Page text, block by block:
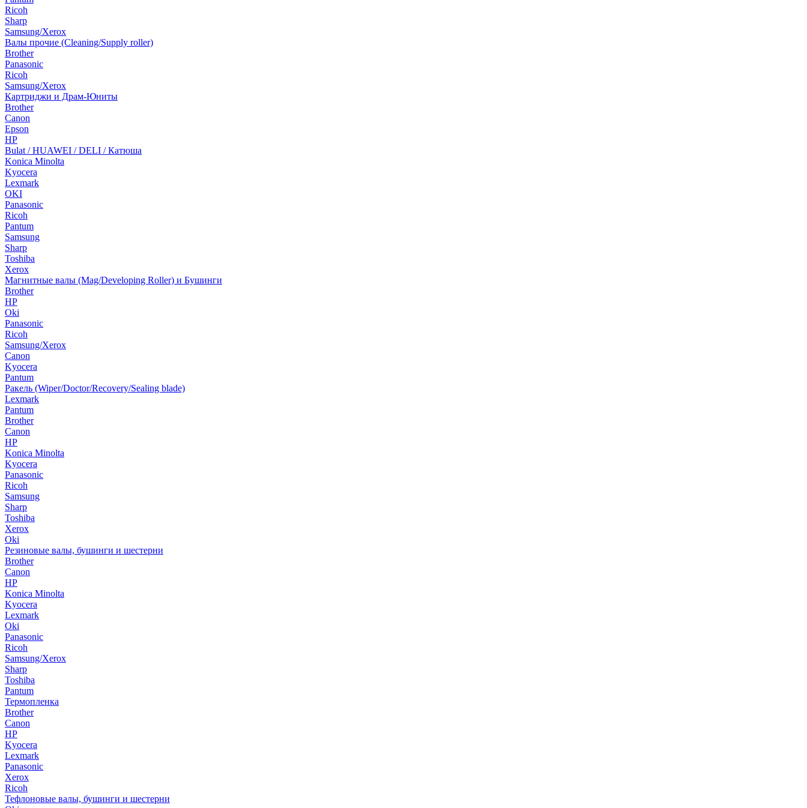
Ricoh
Sharp
Samsung/Xerox
Валы прочие (Cleaning/Supply roller)
Brother
Panasonic
Ricoh
Samsung/Xerox
Картриджи и Драм-Юниты
Brother
Canon
Epson
HP
Bulat / HUAWEI / DELI / Катюша
Konica Minolta
Kyocera
Lexmark
OKI
Panasonic
Ricoh
Pantum
Samsung
Sharp
Toshiba
Xerox
Магнитные валы (Mag/Developing Roller) и Бушинги
Brother
HP
Oki
Panasonic
Ricoh
Samsung/Xerox
Canon
Kyocera
Pantum
Ракель (Wiper/Doctor/Recovery/Sealing blade)
Lexmark
Pantum
Brother
Canon
HP
Konica Minolta
Kyocera
Panasonic
Ricoh
Samsung
Sharp
Toshiba
Xerox
Oki
Резиновые валы, бушинги и шестерни
Brother
Canon
HP
Konica Minolta
Kyocera
Lexmark
Oki
Panasonic
Ricoh
Samsung/Xerox
Sharp
Toshiba
Pantum
Термопленка
Brother
Canon
HP
Kyocera
Lexmark
Panasonic
Xerox
Ricoh
Тефлоновые валы, бушинги и шестерни